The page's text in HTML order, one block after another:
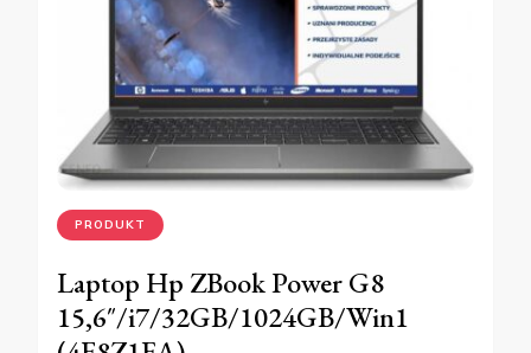
PRODUKT
Laptop Hp ZBook Power G8
15,6″/i7/32GB/1024GB/Win1